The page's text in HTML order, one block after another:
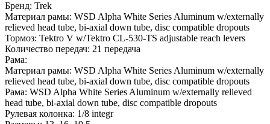
Бренд: Trek
Материал рамы: WSD Alpha White Series Aluminum w/externally
relieved head tube, bi-axial down tube, disc compatible dropouts
Тормоз: Tektro V w/Tektro CL-530-TS adjustable reach levers
Количество передач: 21 передача
Рама:
Материал рамы: WSD Alpha White Series Aluminum w/externally
relieved head tube, bi-axial down tube, disc compatible dropouts
Рама: WSD Alpha White Series Aluminum w/externally relieved
head tube, bi-axial down tube, disc compatible dropouts
Рулевая колонка: 1/8 integr